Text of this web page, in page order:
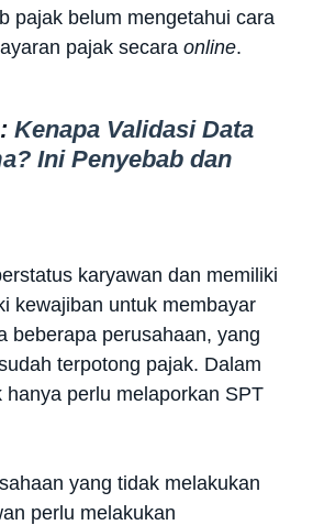
pajak belum mengetahui cara
pajak secara online.
Kenapa Validasi Data
Ini Penyebab dan
karyawan dan memiliki
kewajiban untuk membayar
beberapa perusahaan, yang
terpotong pajak. Dalam
hanya perlu melaporkan SPT
yang tidak melakukan
perlu melakukan